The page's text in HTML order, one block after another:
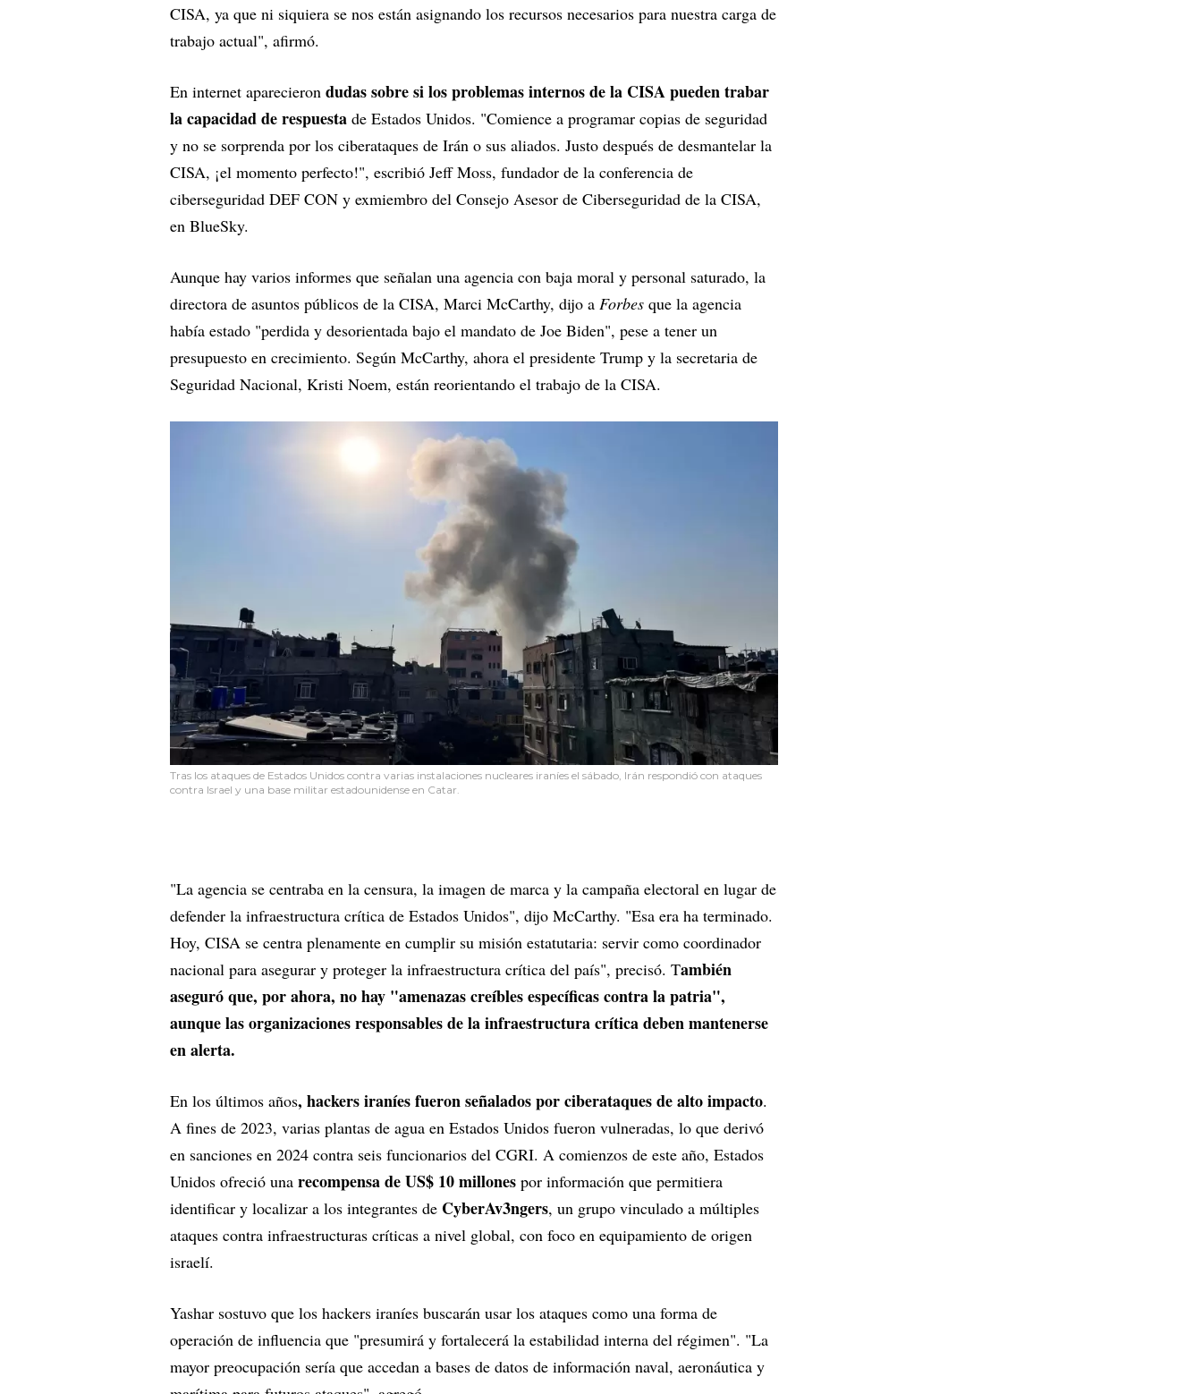
CISA, ya que ni siquiera se nos están asignando los recursos necesarios para nuestra carga de
trabajo actual", afirmó.
En internet aparecieron dudas sobre si los problemas internos de la CISA pueden trabar
la capacidad de respuesta de Estados Unidos. "Comience a programar copias de seguridad
y no se sorprenda por los ciberataques de Irán o sus aliados. Justo después de desmantelar la
CISA, ¡el momento perfecto!", escribió Jeff Moss, fundador de la conferencia de
ciberseguridad DEF CON y exmiembro del Consejo Asesor de Ciberseguridad de la CISA,
en BlueSky.
Aunque hay varios informes que señalan una agencia con baja moral y personal saturado, la
directora de asuntos públicos de la CISA, Marci McCarthy, dijo a Forbes que la agencia
había estado "perdida y desorientada bajo el mandato de Joe Biden", pese a tener un
presupuesto en crecimiento. Según McCarthy, ahora el presidente Trump y la secretaria de
Seguridad Nacional, Kristi Noem, están reorientando el trabajo de la CISA.
Tras los ataques de Estados Unidos contra varias instalaciones nucleares iraníes el sábado, Irán respondió con ataques
contra Israel y una base militar estadounidense en Catar.
"La agencia se centraba en la censura, la imagen de marca y la campaña electoral en lugar de
defender la infraestructura crítica de Estados Unidos", dijo McCarthy. "Esa era ha terminado.
Hoy, CISA se centra plenamente en cumplir su misión estatutaria: servir como coordinador
nacional para asegurar y proteger la infraestructura crítica del país", precisó. También
aseguró que, por ahora, no hay "amenazas creíbles específicas contra la patria",
aunque las organizaciones responsables de la infraestructura crítica deben mantenerse
en alerta.
En los últimos años, hackers iraníes fueron señalados por ciberataques de alto impacto.
A fines de 2023, varias plantas de agua en Estados Unidos fueron vulneradas, lo que derivó
en sanciones en 2024 contra seis funcionarios del CGRI. A comienzos de este año, Estados
Unidos ofreció una recompensa de US$ 10 millones por información que permitiera
identificar y localizar a los integrantes de CyberAv3ngers, un grupo vinculado a múltiples
ataques contra infraestructuras críticas a nivel global, con foco en equipamiento de origen
israelí.
Yashar sostuvo que los hackers iraníes buscarán usar los ataques como una forma de
operación de influencia que "presumirá y fortalecerá la estabilidad interna del régimen". "La
mayor preocupación sería que accedan a bases de datos de información naval, aeronáutica y